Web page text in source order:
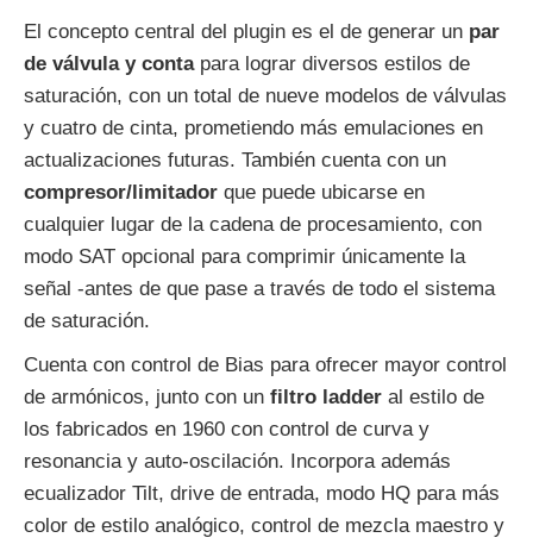
El concepto central del plugin es el de generar un par
de válvula y contapara lograr diversos estilos de
saturación, con un total de nueve modelos de válvulas
y cuatro de cinta, prometiendo más emulaciones en
actualizaciones futuras. También cuenta con un
compresor/limitador que puede ubicarse en
cualquier lugar de la cadena de procesamiento, con
modo SAT opcional para comprimir únicamente la
señal -antes de que pase a través de todo el sistema
de saturación.
Cuenta con control de Bias para ofrecer mayor control
de armónicos, junto con un filtro ladder al estilo de
los fabricados en 1960 con control de curva y
resonancia y auto-oscilación. Incorpora además
ecualizador Tilt, drive de entrada, modo HQ para más
color de estilo analógico, control de mezcla maestro y